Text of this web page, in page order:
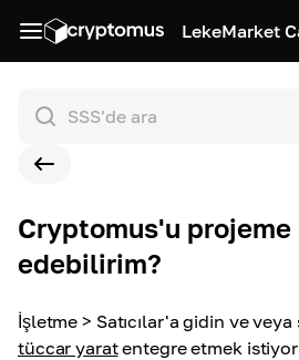
LekeMarket
Cryptomus'u projeme
edebilirim?
İşletme > Satıcılar'a gidin ve
tüccar yaratentegre etmek